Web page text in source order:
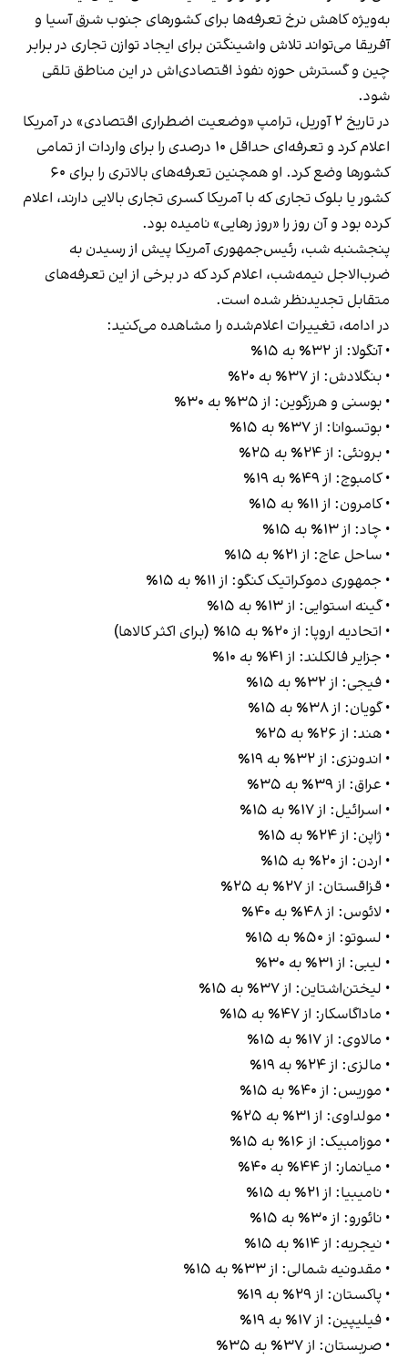
به‌ویژه کاهش نرخ تعرفه‌ها برای کشورهای جنوب شرق آسیا و
آفریقا می‌تواند تلاش واشینگتن برای ایجاد توازن تجاری در برابر
چین و گسترش حوزه نفوذ اقتصادی‌اش در این مناطق تلقی
شود.
در تاریخ ۲ آوریل، ترامپ «وضعیت اضطراری اقتصادی» در آمریکا
اعلام کرد و تعرفه‌ای حداقل ۱۰ درصدی را برای واردات از تمامی
کشورها وضع کرد. او همچنین تعرفه‌های بالاتری را برای ۶۰
کشور یا بلوک تجاری که با آمریکا کسری تجاری بالایی دارند، اعلام
کرده بود و آن روز را «روز رهایی» نامیده بود.
پنجشنبه شب، رئیس‌جمهوری آمریکا پیش از رسیدن به
ضرب‌الاجل نیمه‌شب، اعلام کرد که در برخی از این تعرفه‌های
متقابل تجدیدنظر شده است.
در ادامه، تغییرات اعلام‌شده را مشاهده می‌کنید:
• آنگولا: از ۳۲٪ به ۱۵٪
• بنگلادش: از ۳۷٪ به ۲۰٪
• بوسنی و هرزگوین: از ۳۵٪ به ۳۰٪
• بوتسوانا: از ۳۷٪ به ۱۵٪
• برونئی: از ۲۴٪ به ۲۵٪
• کامبوج: از ۴۹٪ به ۱۹٪
• کامرون: از ۱۱٪ به ۱۵٪
• چاد: از ۱۳٪ به ۱۵٪
• ساحل عاج: از ۲۱٪ به ۱۵٪
• جمهوری دموکراتیک کنگو: از ۱۱٪ به ۱۵٪
• گینه استوایی: از ۱۳٪ به ۱۵٪
• اتحادیه اروپا: از ۲۰٪ به ۱۵٪ (برای اکثر کالاها)
• جزایر فالکلند: از ۴۱٪ به ۱۰٪
• فیجی: از ۳۲٪ به ۱۵٪
• گویان: از ۳۸٪ به ۱۵٪
• هند: از ۲۶٪ به ۲۵٪
• اندونزی: از ۳۲٪ به ۱۹٪
• عراق: از ۳۹٪ به ۳۵٪
• اسرائیل: از ۱۷٪ به ۱۵٪
• ژاپن: از ۲۴٪ به ۱۵٪
• اردن: از ۲۰٪ به ۱۵٪
• قزاقستان: از ۲۷٪ به ۲۵٪
• لائوس: از ۴۸٪ به ۴۰٪
• لسوتو: از ۵۰٪ به ۱۵٪
• لیبی: از ۳۱٪ به ۳۰٪
• لیختن‌اشتاین: از ۳۷٪ به ۱۵٪
• ماداگاسکار: از ۴۷٪ به ۱۵٪
• مالاوی: از ۱۷٪ به ۱۵٪
• مالزی: از ۲۴٪ به ۱۹٪
• موریس: از ۴۰٪ به ۱۵٪
• مولداوی: از ۳۱٪ به ۲۵٪
• موزامبیک: از ۱۶٪ به ۱۵٪
• میانمار: از ۴۴٪ به ۴۰٪
• نامیبیا: از ۲۱٪ به ۱۵٪
• نائورو: از ۳۰٪ به ۱۵٪
• نیجریه: از ۱۴٪ به ۱۵٪
• مقدونیه شمالی: از ۳۳٪ به ۱۵٪
• پاکستان: از ۲۹٪ به ۱۹٪
• فیلیپین: از ۱۷٪ به ۱۹٪
• صربستان: از ۳۷٪ به ۳۵٪